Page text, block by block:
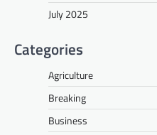
July 2025
Categories
Agriculture
Breaking
Business